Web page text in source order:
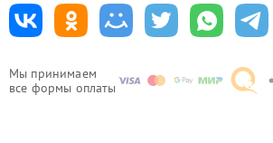
Мы принимаем
все формы оплаты